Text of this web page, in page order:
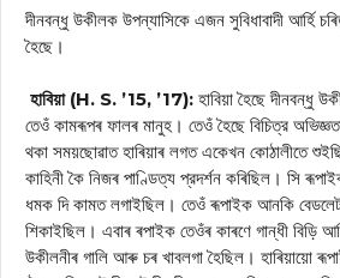
দীনবন্ধু উকীলক উপন্যাসিকে এজন সুবিধাবাদী আৰ্হি
হৈছে।
হাবিয়া (H. S. ’15, ’17): হাবিয়া হৈছে দীনবন্ধু
তেওঁ কামৰূপৰ ফালৰ মানুহ। তেওঁ হৈছে বিচিত্র
থকা সময়ছোৱাত হাৰিয়াৰ লগত একেখন কোঠালীতে
কাহিনী কৈ নিজৰ পাণ্ডিত্য প্রদর্শন কৰিছিল। সি
ধমক দি কামত লগাইছিল। তেওঁ ৰূপাইক আনকি বেডলেট
শিকাইছিল। এবাৰ ৰপাইক তেওঁৰ কাৰণে গান্ধী বিড়ি
উকীলনীৰ গালি আৰু চৰ খাবলগা হৈছিল। হাৰিয়ায়ো